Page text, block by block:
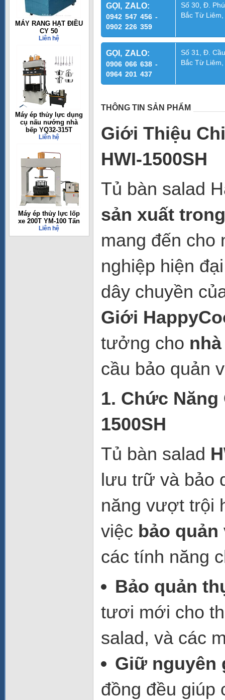
MÁY RANG HẠT ĐIỀU
CY 50
Liên hệ
Máy ép thủy lực dụng
cụ nấu nướng nhà
bếp YQ32-315T
Liên hệ
Máy ép thủy lực lốp
xe 200T YM-100 Tấn
Liên hệ
GỌI, ZALO:
0942 547 456 -
0902 226 359
Số 30, Đ.
Bắc Từ
GỌI, ZALO:
0906 066 638 -
0964 201 437
Số 31, Đ.
Bắc Từ
THÔNG TIN SẢN PHẨM
Giới Thiệu
HWI-1500SH
Tủ bàn salad
sản xuất
mang đến cho
nghiệp hiện
dây chuyền
Giới
tưởng cho
cầu bảo quản
1. Chức Năng
1500SH
Tủ bàn salad
lưu trữ và bảo
năng vượt trội
việc bảo quản
các tính năng
Bảo quản
tươi mới cho
salad, và các
Giữ nguyên
đồng đều giúp